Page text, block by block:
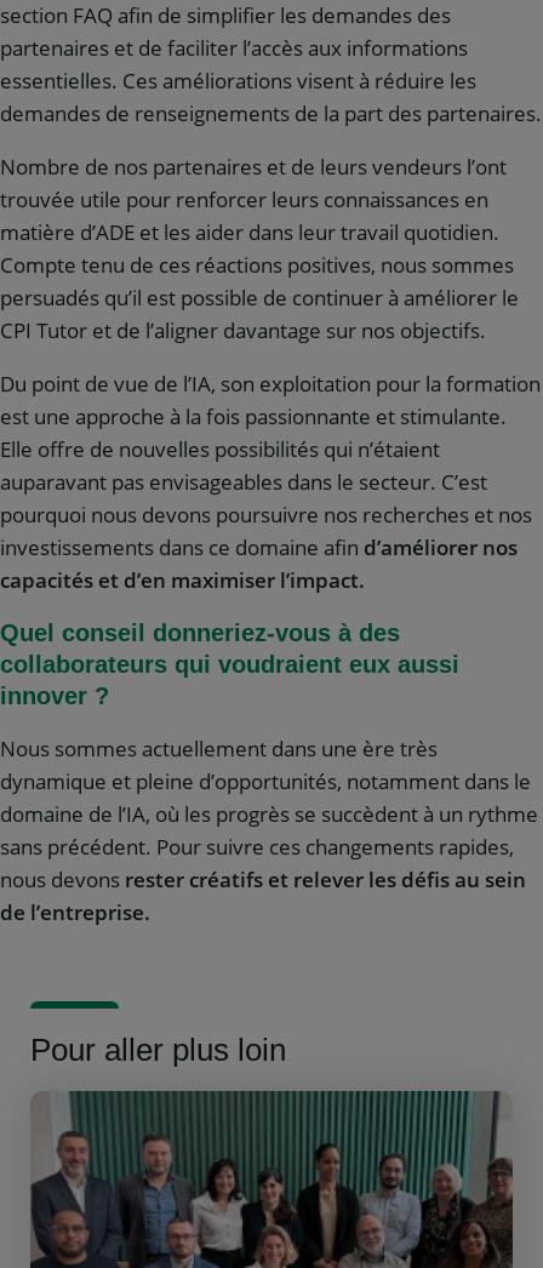
section FAQ afin de simplifier les demandes des
partenaires et de faciliter l’accès aux informations
essentielles. Ces améliorations visent à réduire les
demandes de renseignements de la part des partenaires.
Nombre de nos partenaires et de leurs vendeurs l’ont
trouvée utile pour renforcer leurs connaissances en
matière d’ADE et les aider dans leur travail quotidien.
Compte tenu de ces réactions positives, nous sommes
persuadés qu’il est possible de continuer à améliorer le
CPI Tutor et de l’aligner davantage sur nos objectifs.
Du point de vue de l’IA, son exploitation pour la formation
est une approche à la fois passionnante et stimulante.
Elle offre de nouvelles possibilités qui n’étaient
auparavant pas envisageables dans le secteur. C’est
pourquoi nous devons poursuivre nos recherches et nos
investissements dans ce domaine afin d’améliorer nos
capacités et d’en maximiser l’impact.
Quel conseil donneriez-vous à des
collaborateurs qui voudraient eux aussi
innover ?
Nous sommes actuellement dans une ère très
dynamique et pleine d’opportunités, notamment dans le
domaine de l’IA, où les progrès se succèdent à un rythme
sans précédent. Pour suivre ces changements rapides,
nous devons rester créatifs et relever les défis au sein
de l’entreprise.
Pour aller plus loin